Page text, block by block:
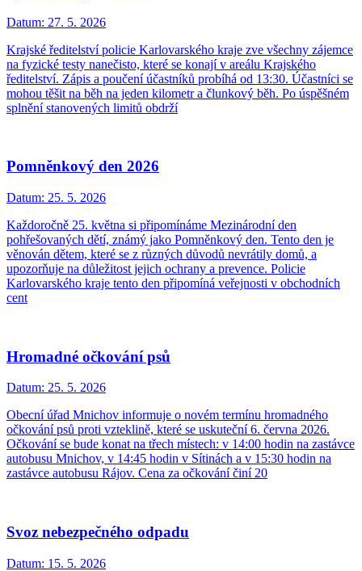
Datum: 27. 5. 2026
Krajské ředitelství policie Karlovarského kraje zve všechny zájemce
na fyzické testy nanečisto, které se konají v areálu Krajského
ředitelství. Zápis a poučení účastníků probíhá od 13:30. Účastníci se
mohou těšit na běh na jeden kilometr a člunkový běh. Po úspěšném
splnění stanovených limitů obdrží
Pomněnkový den 2026
Datum: 25. 5. 2026
Každoročně 25. května si připomínáme Mezinárodní den
pohřešovaných dětí, známý jako Pomněnkový den. Tento den je
věnován dětem, které se z různých důvodů nevrátily domů, a
upozorňuje na důležitost jejich ochrany a prevence. Policie
Karlovarského kraje tento den připomíná veřejnosti v obchodních
cent
Hromadné očkování psů
Datum: 25. 5. 2026
Obecní úřad Mnichov informuje o novém termínu hromadného
očkování psů proti vzteklině, které se uskuteční 6. června 2026.
Očkování se bude konat na třech místech: v 14:00 hodin na zastávce
autobusu Mnichov, v 14:45 hodin v Sítinách a v 15:30 hodin na
zastávce autobusu Rájov. Cena za očkování činí 20
Svoz nebezpečného odpadu
Datum: 15. 5. 2026